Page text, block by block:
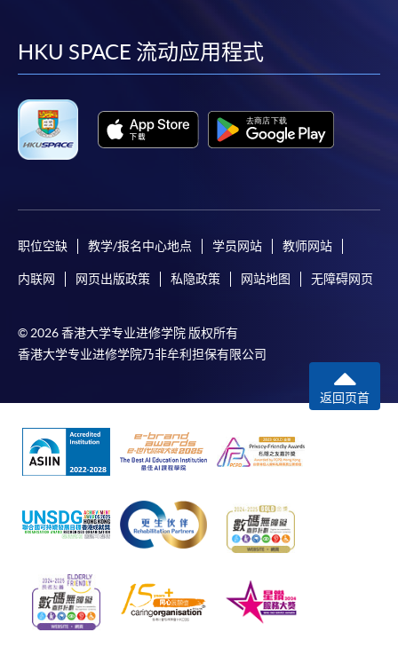
facebook
youtube
linkedin
HKU SPACE 流动应用程式
职位空缺 教学/报名中心地点 学员网站 教师网站
内联网 网页出版政策 私隐政策 网站地图 无障碍网页
© 2026 香港大学专业进修学院 版权所有
香港大学专业进修学院乃非牟利担保有限公司
返回页首